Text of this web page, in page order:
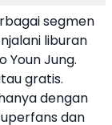
segmen
liburan
Youn Jung.
gratis.
dengan
dan